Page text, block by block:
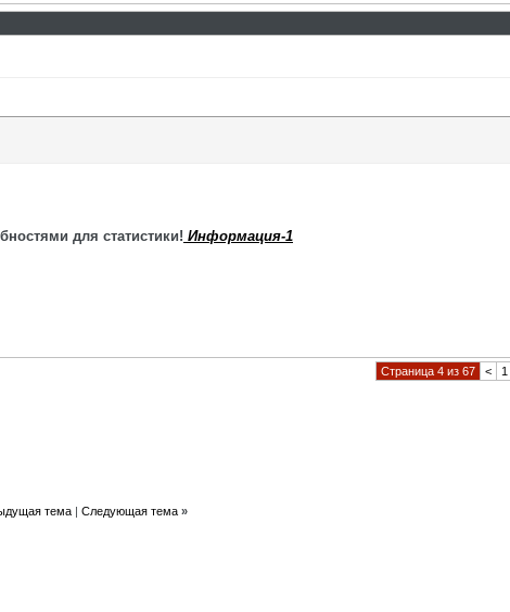
для статистики! Информация-1
Страница 4 из 67 < 1
тема| Следующая тема »